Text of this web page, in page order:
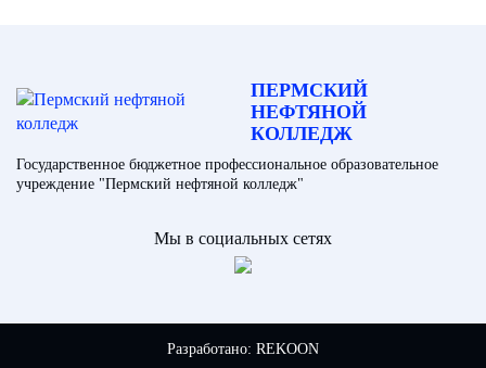
ПЕРМСКИЙ
НЕФТЯНОЙ
КОЛЛЕДЖ
Государственное бюджетное профессиональное образовательное
учреждение "Пермский нефтяной колледж"
Мы в социальных сетях
Разработано: REKOON